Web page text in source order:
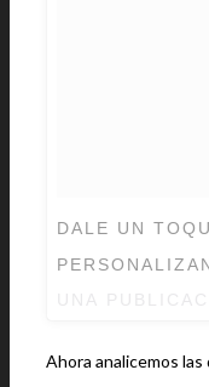
DALE UN
Ahora analicemos